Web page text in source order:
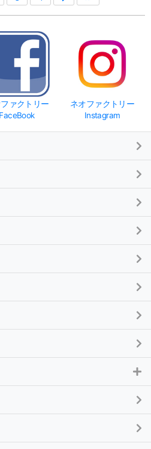
ァクトリー
FaceBook
ネオファクトリー
Instagram